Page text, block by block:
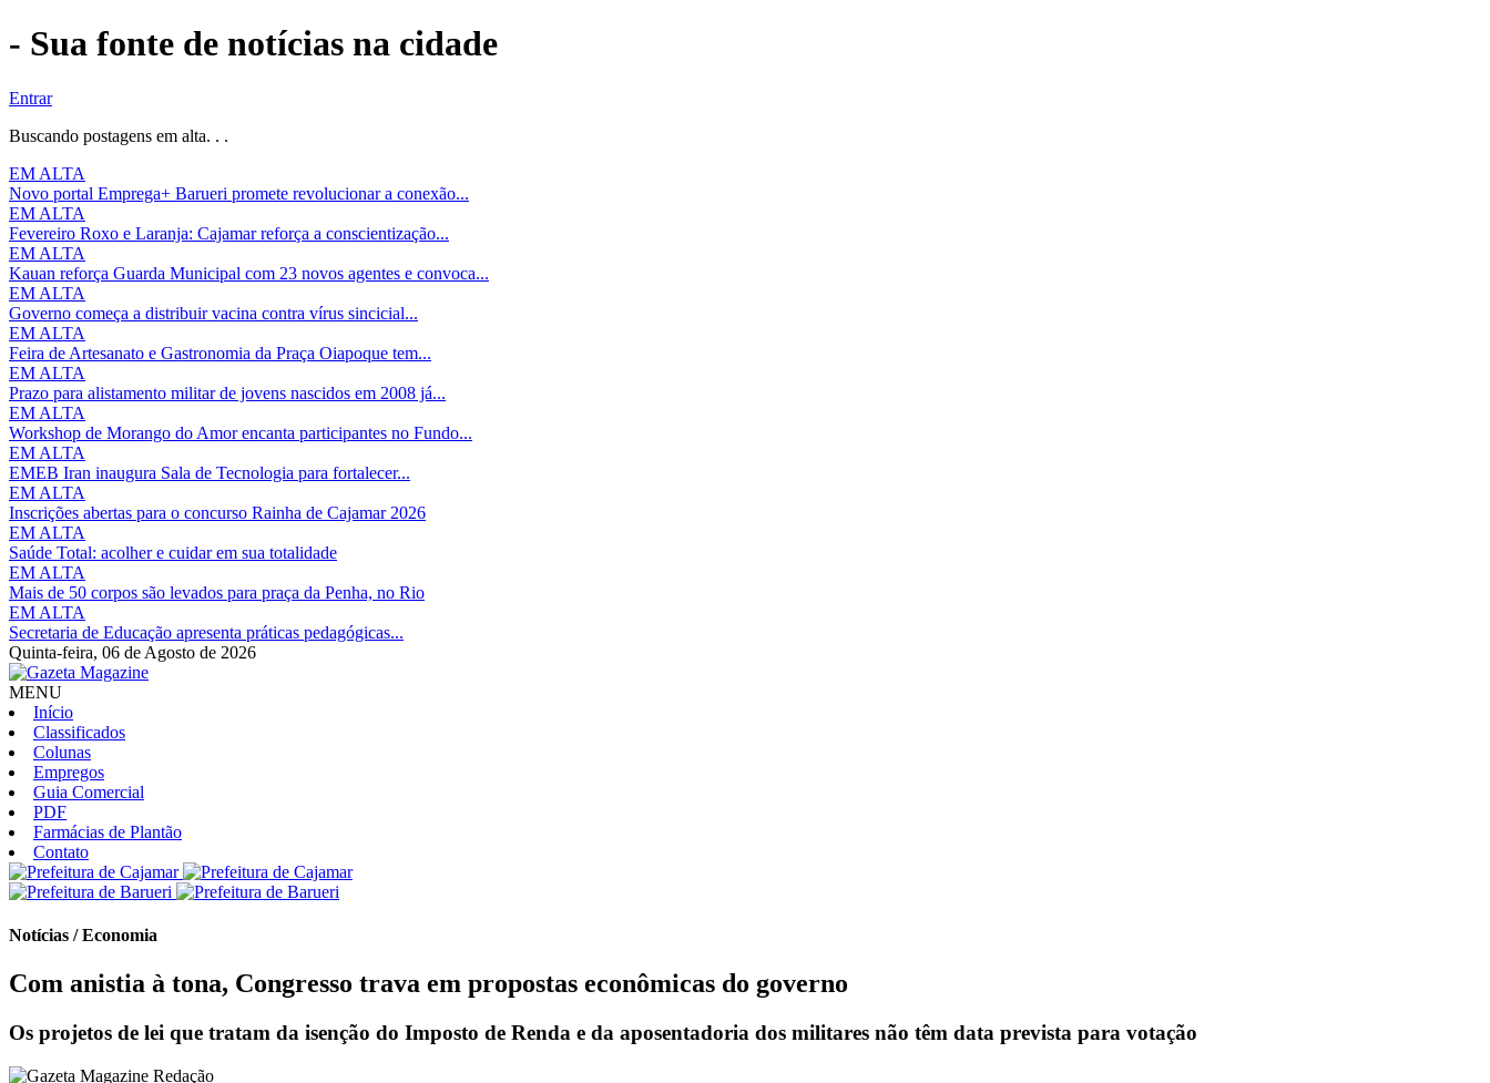
- Sua fonte de notícias na cidade
Entrar
Buscando postagens em alta. . .
EM ALTA
Novo portal Emprega+ Barueri promete revolucionar a conexão...
EM ALTA
Fevereiro Roxo e Laranja: Cajamar reforça a conscientização...
EM ALTA
Kauan reforça Guarda Municipal com 23 novos agentes e convoca...
EM ALTA
Governo começa a distribuir vacina contra vírus sincicial...
EM ALTA
Feira de Artesanato e Gastronomia da Praça Oiapoque tem...
EM ALTA
Prazo para alistamento militar de jovens nascidos em 2008 já...
EM ALTA
Workshop de Morango do Amor encanta participantes no Fundo...
EM ALTA
EMEB Iran inaugura Sala de Tecnologia para fortalecer...
EM ALTA
Inscrições abertas para o concurso Rainha de Cajamar 2026
EM ALTA
Saúde Total: acolher e cuidar em sua totalidade
EM ALTA
Mais de 50 corpos são levados para praça da Penha, no Rio
EM ALTA
Secretaria de Educação apresenta práticas pedagógicas...
Quinta-feira, 06 de Agosto de 2026
MENU
Início
Classificados
Colunas
Empregos
Guia Comercial
PDF
Farmácias de Plantão
Contato
Notícias / Economia
Com anistia à tona, Congresso trava em propostas econômicas do governo
Os projetos de lei que tratam da isenção do Imposto de Renda e da aposentadoria dos militares não têm data prevista para votação